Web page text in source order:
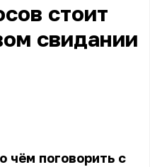
стоит
свидании
чём поговорить с